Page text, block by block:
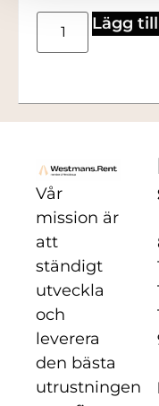
Lägg
Vår
mission är
att
ständigt
utveckla
och
leverera
den bästa
utrustningen